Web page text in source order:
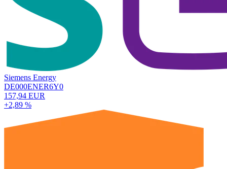
Siemens Energy
DE000ENER6Y0
157,94 EUR
+2,89 %